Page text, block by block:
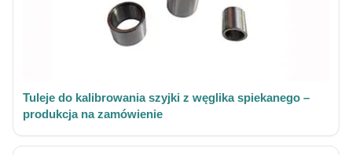
Tuleje do kalibrowania szyjki z węglika spiekanego –
produkcja na zamówienie